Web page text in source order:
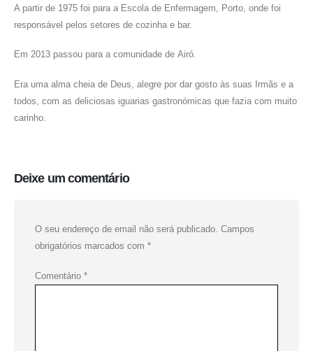
A partir de 1975 foi para a Escola de Enfermagem, Porto, onde foi
responsável pelos setores de cozinha e bar.
Em 2013 passou para a comunidade de Airó.
Era uma alma cheia de Deus, alegre por dar gosto às suas Irmãs e a
todos, com as deliciosas iguarias gastronómicas que fazia com muito
carinho.
Deixe um comentário
O seu endereço de email não será publicado. Campos
obrigatórios marcados com *
Comentário *